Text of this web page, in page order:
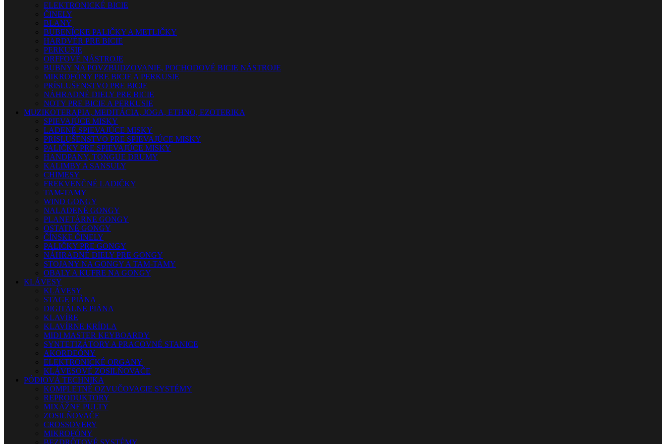
ELEKTRONICKÉ BICIE
ČINELY
BLANY
BUBENÍCKE PALIČKY A METLIČKY
HARDVÉR PRE BICIE
PERKUSIE
ORFFOVÉ NÁSTROJE
BUBNY NA POVZBUDZOVANIE, POCHODOVÉ BICIE NÁSTROJE
MIKROFÓNY PRE BICIE A PERKUSIE
PRÍSLUŠENSTVO PRE BICIE
NÁHRADNÉ DIELY PRE BICIE
NOTY PRE BICIE A PERKUSIE
MUZIKOTERAPIA, MEDITÁCIA, JOGA, ETHNO, EZOTERIKA
SPIEVAJÚCE MISKY
LADENÉ SPIEVAJÚCE MISKY
PRISLUŠENSTVO PRE SPIEVAJÚCE MISKY
PALIČKY PRE SPIEVAJÚCE MISKY
HANDPANY, TONGUE DRUMY
KALIMBY A SANSULY
CHIMESY
FREKVENČNÉ LADIČKY
TAM-TAMY
WIND GONGY
NALADENÉ GONGY
PLANETÁRNE GONGY
OSTATNÉ GONGY
ČÍNSKE ČINELY
PALIČKY PRE GONGY
NÁHRADNÉ DIELY PRE GONGY
STOJANY NA GONGY A TAM-TAMY
OBALY A KUFRE NA GONGY
KLÁVESY
KLÁVESY
STAGE PIÁNA
DIGITÁLNE PIÁNA
KLAVÍRE
KLAVÍRNE KRÍDLA
MIDI MASTER KEYBOARDY
SYNTETIZÁTORY A PRACOVNÉ STANICE
AKORDEÓNY
ELEKTRONICKÉ ORGANY
KLÁVESOVÉ ZOSILŇOVAČE
PÓDIOVÁ TECHNIKA
KOMPLETNÉ OZVUČOVACIE SYSTÉMY
REPRODUKTORY
MIXÁŽNE PULTY
ZOSILŇOVAČE
CROSSOVERY
MIKROFÓNY
BEZDRÔTOVÉ SYSTÉMY